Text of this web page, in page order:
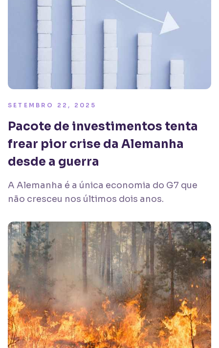
SETEMBRO 22, 2025
Pacote de investimentos tenta
frear pior crise da Alemanha
desde a guerra
A Alemanha é a única economia do G7 que
não cresceu nos últimos dois anos.